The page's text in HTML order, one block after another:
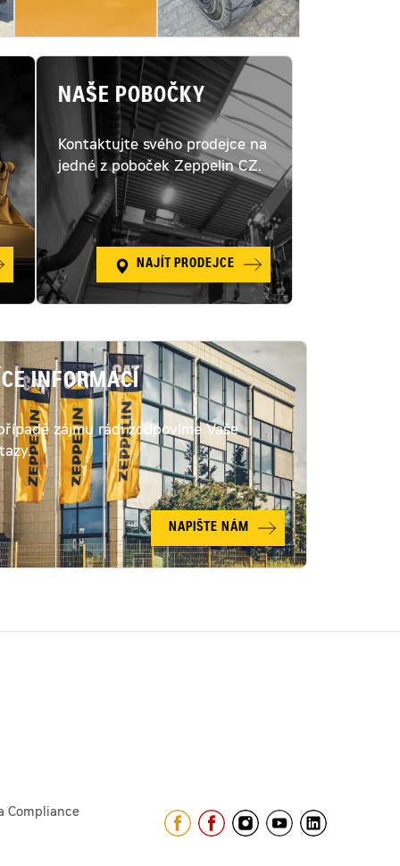
NAŠE POBOČKY
Kontaktujte svého prodejce na
jedné z poboček Zeppelin CZ.
NAJÍT PRODEJCE
INFORMACÍ
zájmu rádi zodpovíme Vaše
NAPIŠTE NÁM
Compliance